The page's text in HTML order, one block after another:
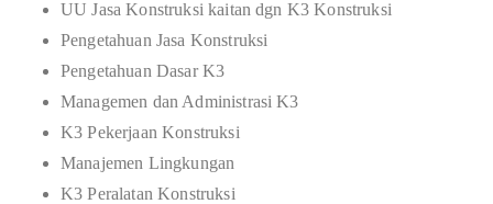
UU Jasa Konstruksi kaitan dgn K3 Konstruksi
Pengetahuan Jasa Konstruksi
Pengetahuan Dasar K3
Managemen dan Administrasi K3
K3 Pekerjaan Konstruksi
Manajemen Lingkungan
K3 Peralatan Konstruksi